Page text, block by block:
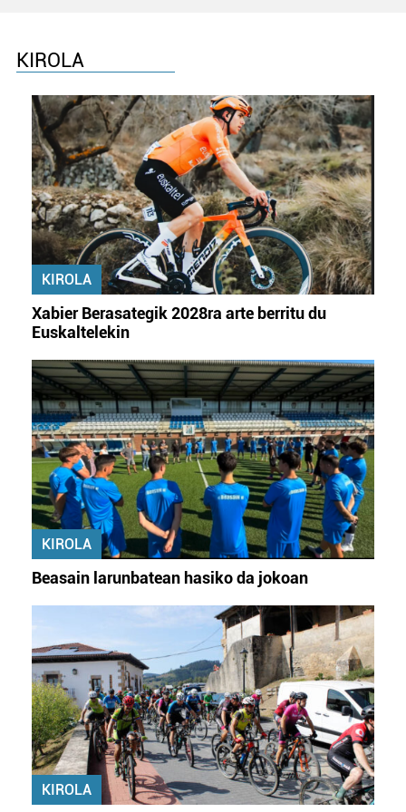
fitxategiak erabiltzen ditu. Zure esperientzia eta
baliatzen gara. Ohar hau onartuz gero, teknologia hori
erabiltzeko baimen esplizitua ematen diguzu.Gehiago
irakurri
KIROLA
KIROLA
Xabier Berasategik 2028ra arte berritu du
Euskaltelekin
KIROLA
Beasain larunbatean hasiko da jokoan
KIROLA